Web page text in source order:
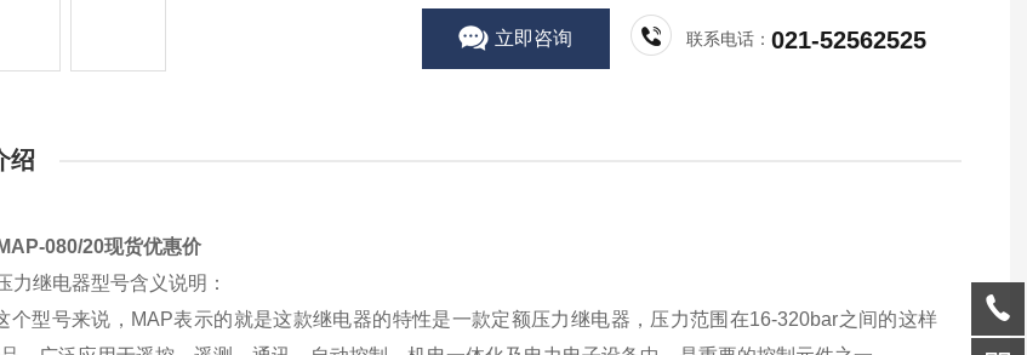
立即咨询 联系电话：021-52562525
绍
080/20现货优惠价
力继电器型号含义说明：
个型号来说，MAP表示的就是这款继电器的特性是一款定额压力继电器，压力范围在16-320bar之间的这样